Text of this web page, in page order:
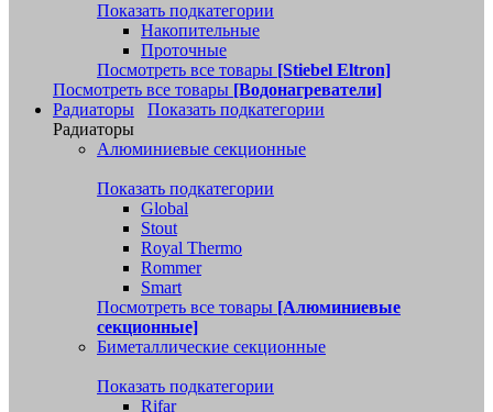
Показать подкатегории
Накопительные
Проточные
Посмотреть все товары [Stiebel Eltron]
Посмотреть все товары [Водонагреватели]
Радиаторы
Показать подкатегории
Радиаторы
Алюминиевые секционные
Показать подкатегории
Global
Stout
Royal Thermo
Rommer
Smart
Посмотреть все товары [Алюминиевые
секционные]
Биметаллические секционные
Показать подкатегории
Rifar